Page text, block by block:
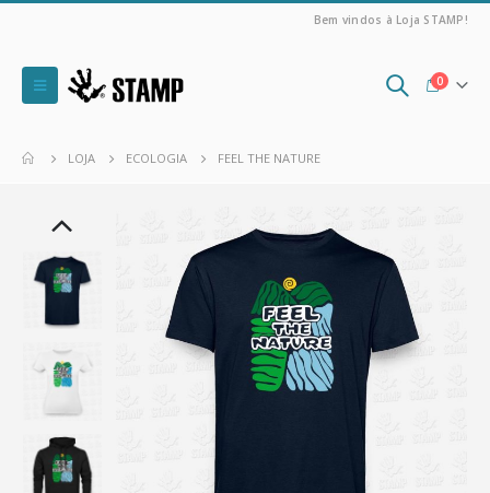
Bem vindos à Loja STAMP!
0
LOJA ECOLOGIA FEEL THE NATURE